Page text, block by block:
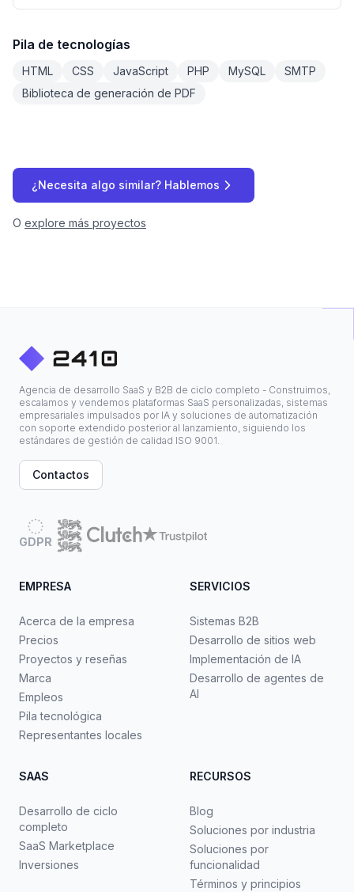
Pila de tecnologías
HTML CSS JavaScript PHP MySQL
SMTP
Biblioteca de generación de PDF
¿Necesita algo similar? Hablemos
O explore más proyectos
Agencia de desarrollo SaaS y B2B de ciclo completo - Construimos,
escalamos y vendemos plataformas SaaS personalizadas, sistemas
empresariales impulsados por IA y soluciones de automatización
con soporte extendido posterior al lanzamiento, siguiendo los
estándares de gestión de calidad ISO 9001.
Contactos
GDPR
EMPRESA
Acerca de la empresa
Precios
Proyectos y reseñas
Marca
Empleos
Pila tecnológica
Representantes locales
SERVICIOS
Sistemas B2B
Desarrollo de sitios web
Implementación de IA
Desarrollo de agentes de
AI
SAAS
Desarrollo de ciclo
completo
SaaS Marketplace
Inversiones
RECURSOS
Blog
Soluciones por industria
Soluciones por
funcionalidad
Términos y principios